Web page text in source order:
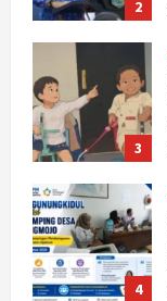
3
4
5